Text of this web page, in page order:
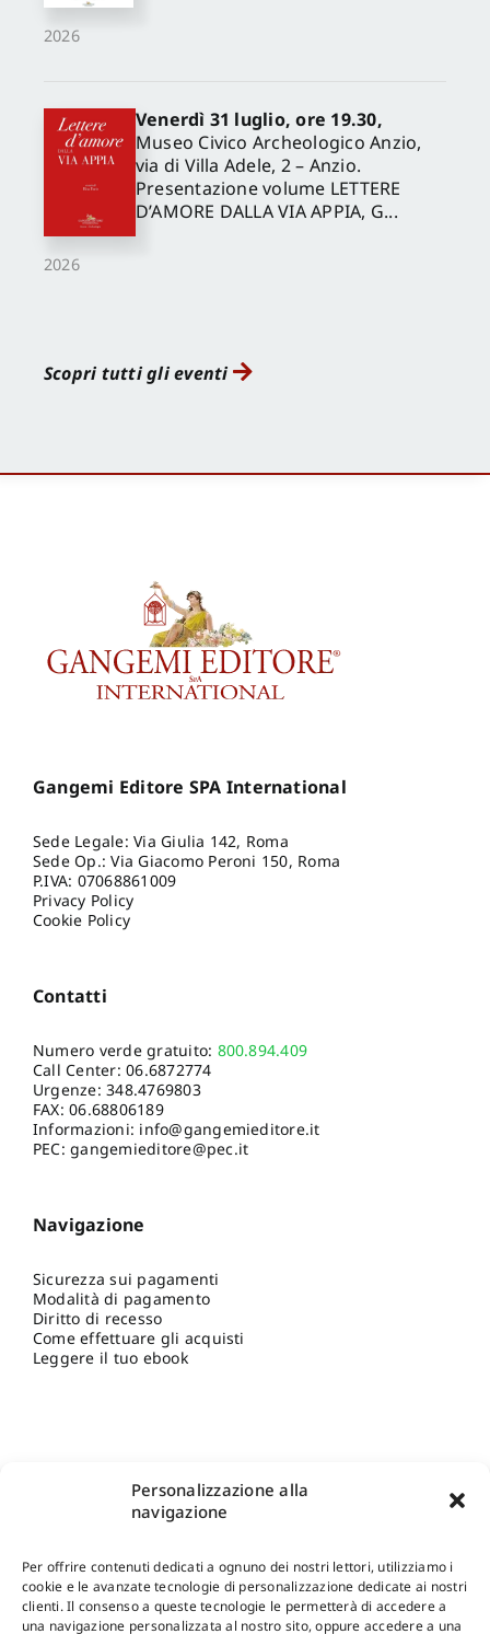
Personalizzazione alla
navigazione
Per offrire contenuti dedicati a ognuno dei nostri lettori, utilizziamo i
cookie e le avanzate tecnologie di personalizzazione dedicate ai nostri
clienti. Il consenso a queste tecnologie le permetterà di accedere a
una navigazione personalizzata al nostro sito, oppure accedere a una
2026
2026
Venerdì 31 luglio, ore 19.30,
Museo Civico Archeologico Anzio,
via di Villa Adele, 2 – Anzio.
Presentazione volume LETTERE
D’AMORE DALLA VIA APPIA, G...
Scopri tutti gli eventi
Gangemi Editore SPA International
Sede Legale: Via Giulia 142, Roma
Sede Op.: Via Giacomo Peroni 150, Roma
P.IVA: 07068861009
Privacy Policy
Cookie Policy
Contatti
Numero verde gratuito: 800.894.409
Call Center:06.6872774
Urgenze:348.4769803
FAX: 06.68806189
Informazioni: info@gangemieditore.it
PEC: gangemieditore@pec.it
Navigazione
Sicurezza sui pagamenti
Modalità di pagamento
Diritto di recesso
Come effettuare gli acquisti
Leggere il tuo ebook